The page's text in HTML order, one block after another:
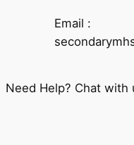
Email :
Need Help? Chat with